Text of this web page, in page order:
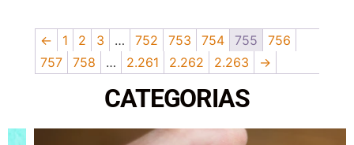
← 1 2 3 … 752 753 754 755
756
757
758 … 2.261 2.262 2.263 →
CATEGORIAS